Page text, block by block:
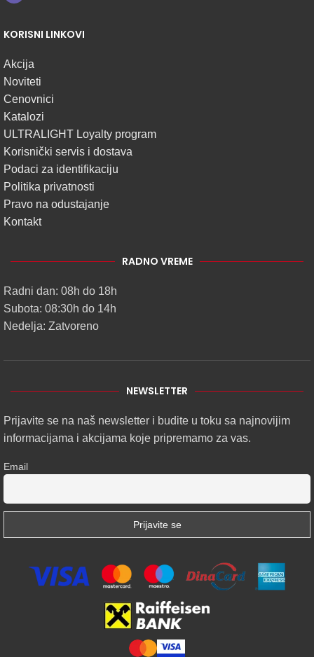
KORISNI LINKOVI
Akcija
Noviteti
Cenovnici
Katalozi
ULTRALIGHT Loyalty program
Korisnički servis i dostava
Podaci za identifikaciju
Politika privatnosti
Pravo na odustajanje
Kontakt
RADNO VREME
Radni dan: 08h do 18h
Subota: 08:30h do 14h
Nedelja: Zatvoreno
NEWSLETTER
Prijavite se na naš newsletter i budite u toku sa najnovijim
informacijama i akcijama koje pripremamo za vas.
Email